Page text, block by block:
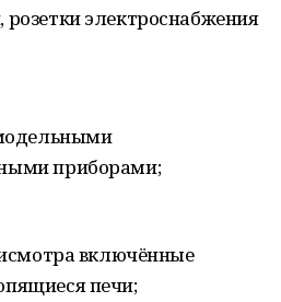
электроснабжения
приборами;
включённые
печи;